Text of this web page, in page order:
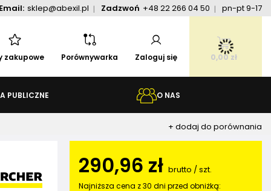
Email: sklep@abexil.pl Zadzwoń +48 22 266 04 50 pn-pt 9-17
zakupowe Porównywarka Zaloguj się 0,00 zł
PUBLICZNE O NAS
+ dodaj do porównania
290,96 zł brutto /szt.
Najniższa cena z 30 dni przed obniżką: